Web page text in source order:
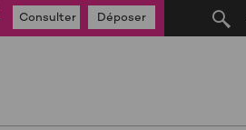
Consulter Déposer